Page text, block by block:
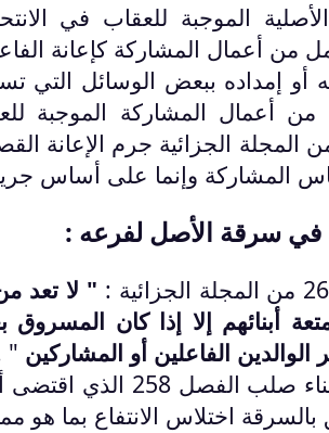
الموجبة للعقاب في
من أعمال المشاركة كإعانة
إمداده ببعض الوسائل التي
من أعمال المشاركة الموجبة
206 من المجلة الجزائية جرم
المشاركة وإنما على أساس
في سرقة الأصل لفرعه :
" لا تعد
أبنائهم إلا إذا كان
الفاعلين أو المشاركين "
وقد ورد الاستثناء
اختلاس الانتفاع بما هو